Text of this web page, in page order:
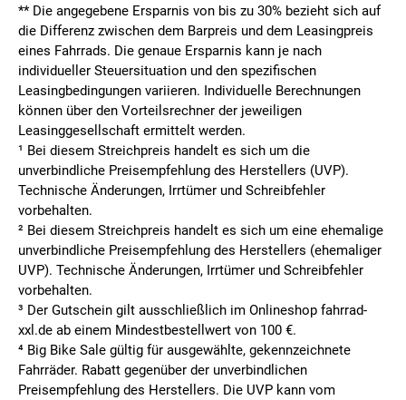
** Die angegebene Ersparnis von bis zu 30% bezieht sich auf
die Differenz zwischen dem Barpreis und dem Leasingpreis
eines Fahrrads. Die genaue Ersparnis kann je nach
individueller Steuersituation und den spezifischen
Leasingbedingungen variieren. Individuelle Berechnungen
können über den Vorteilsrechner der jeweiligen
Leasinggesellschaft ermittelt werden.
¹ Bei diesem Streichpreis handelt es sich um die
unverbindliche Preisempfehlung des Herstellers (UVP).
Technische Änderungen, Irrtümer und Schreibfehler
vorbehalten.
² Bei diesem Streichpreis handelt es sich um eine ehemalige
unverbindliche Preisempfehlung des Herstellers (ehemaliger
UVP). Technische Änderungen, Irrtümer und Schreibfehler
vorbehalten.
³ Der Gutschein gilt ausschließlich im Onlineshop fahrrad-
xxl.de ab einem Mindestbestellwert von 100 €.
⁴ Big Bike Sale gültig für ausgewählte, gekennzeichnete
Fahrräder. Rabatt gegenüber der unverbindlichen
Preisempfehlung des Herstellers. Die UVP kann vom